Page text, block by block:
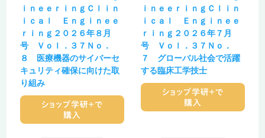
ｉｎｅｅｒｉｎｇＣｌｉｎ
ｉｃａｌ Ｅｎｇｉｎｅｅ
ｒｉｎｇ２０２６年８月
号 Ｖｏｌ．３７Ｎｏ．
８ 医療機器のサイバーセ
キュリティ確保に向けた取
り組み
ｉｎｅｅｒｉｎｇＣｌｉｎ
ｉｃａｌ Ｅｎｇｉｎｅｅ
ｒｉｎｇ２０２６年７月
号 Ｖｏｌ．３７Ｎｏ．
７ グローバル社会で活躍
する臨床工学技士